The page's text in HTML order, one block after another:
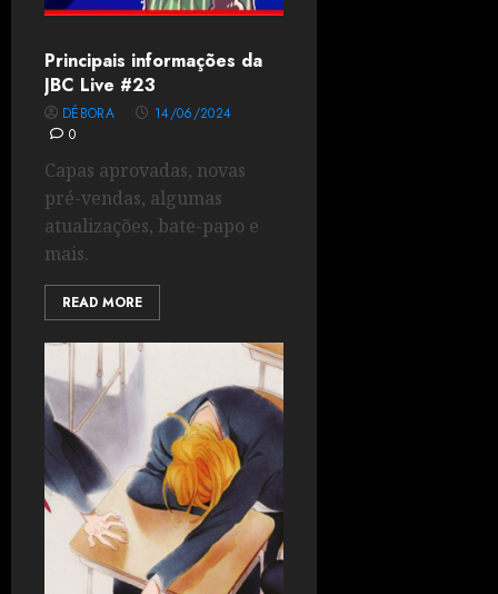
Principais informações da
JBC Live #23
DÉBORA
14/06/2024
0
Capas aprovadas, novas
pré-vendas, algumas
atualizações, bate-papo e
mais.
READ MORE